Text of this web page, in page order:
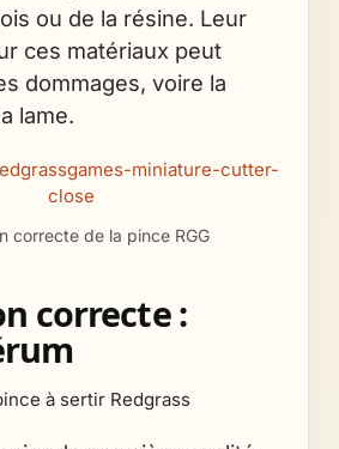
ou de la résine. Leur
ces matériaux peut
dommages, voire la
lame.
correcte de la pince RGG
correcte :
à sertir Redgrass